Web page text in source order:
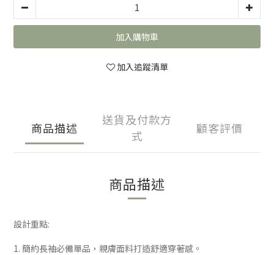
加入購物車
加入追蹤清單
商品描述
送貨及付款方
式
顧客評價
商品描述
設計重點:
1. 簡約長袖必備單品，親膚面料打造舒適穿著感。